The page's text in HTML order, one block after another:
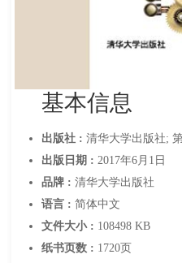
基本信息
出版社 : 清华大学出版社;
出版日期 : 2017年6月1日
品牌 : 清华大学出版社
语言 : 简体中文
文件大小 : 108498 KB
纸书页数 : 1720页